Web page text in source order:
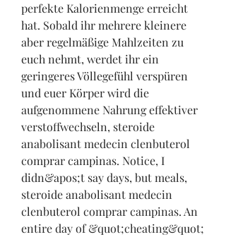
perfekte Kalorienmenge erreicht
hat. Sobald ihr mehrere kleinere
aber regelmäßige Mahlzeiten zu
euch nehmt, werdet ihr ein
geringeres Völlegefühl verspüren
und euer Körper wird die
aufgenommene Nahrung effektiver
verstoffwechseln, steroide
anabolisant medecin clenbuterol
comprar campinas. Notice, I
didn&apos;t say days, but meals,
steroide anabolisant medecin
clenbuterol comprar campinas. An
entire day of &quot;cheating&quot;